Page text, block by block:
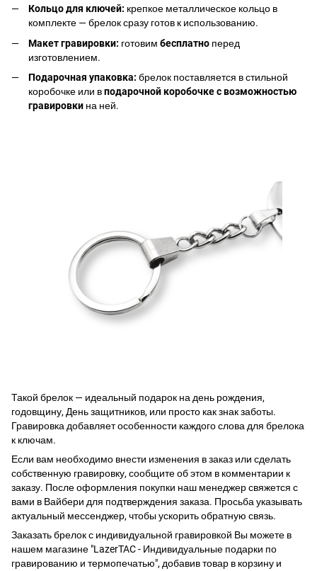
Кольцо для ключей: крепкое металлическое кольцо в
комплекте — брелок сразу готов к использованию.
Макет гравировки: готовим бесплатно перед
изготовлением.
Подарочная упаковка: брелок поставляется в стильной
коробочке или вподарочной коробочке с возможностью
гравировки на ней.
Такой брелок — идеальный подарок на день рождения,
годовщину, День защитников, или просто как знак заботы.
Гравировка добавляет особенности каждого слова для брелока
к ключам.
Если вам необходимо внести изменения в заказ или сделать
собственную гравировку, сообщите об этом в комментарии к
заказу. После оформления покупки наш менеджер свяжется с
вами в Вайбери для подтверждения заказа. Просьба указывать
актуальный мессенджер, чтобы ускорить обратную связь.
Заказать брелок с индивидуальной гравировкой Вы можете в
нашем магазине "LazerTAC - Индивидуальные подарки по
гравированию и термопечатью", добавив товар в корзину и